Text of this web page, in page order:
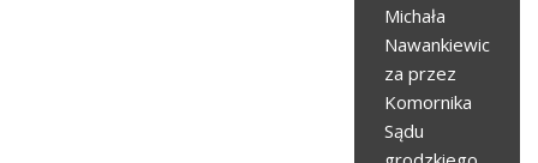
Michała
Nawankiewic
za przez
Komornika
Sądu